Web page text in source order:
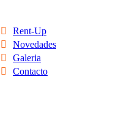
Rent-Up
Novedades
Galeria
Contacto